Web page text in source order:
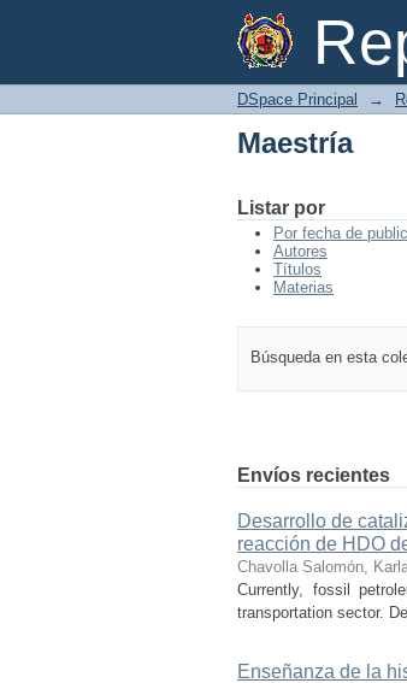
Maestría
DSpace Principal →
Maestría
Listar por
Por fecha de
Autores
Títulos
Materias
Búsqueda en esta
Envíos recientes
Desarrollo de
reacción de HDO
Chavolla Salomón,
Currently, fossil
transportation sector.
Enseñanza de la